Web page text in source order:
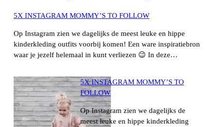
5X INSTAGRAM MOMMY’S TO FOLLOW
Op Instagram zien we dagelijks de meest leuke en hippe
kinderkleding outfits voorbij komen! Een ware inspiratiebron
waar je jezelf helemaal in kunt verliezen 😉 In deze…
5X INSTAGRAM MOMMY’S TO
FOLLOW
Op Instagram zien we dagelijks de
meest leuke en hippe kinderkleding